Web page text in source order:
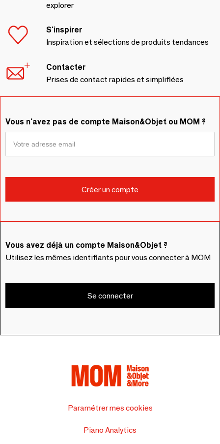
explorer
S'inspirer
Inspiration et sélections de produits tendances
Contacter
Prises de contact rapides et simplifiées
Vous n'avez pas de compte Maison&Objet ou MOM ?
Vous avez déjà un compte Maison&Objet ?
Utilisez les mêmes identifiants pour vous connecter à MOM
Se connecter
Paramétrer mes cookies
Piano Analytics